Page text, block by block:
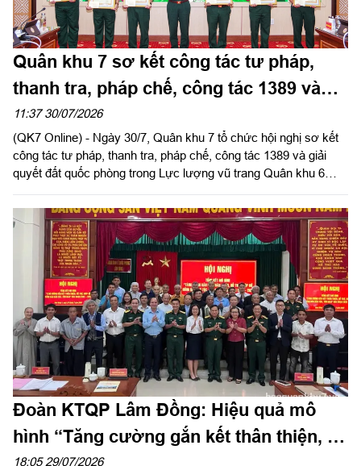
Quân khu 7 sơ kết công tác tư pháp,
thanh tra, pháp chế, công tác 1389 và
giải quyết đất quốc phòng
11:37 30/07/2026
(QK7 Online) - Ngày 30/7, Quân khu 7 tổ chức hội nghị sơ kết
công tác tư pháp, thanh tra, pháp chế, công tác 1389 và giải
quyết đất quốc phòng trong Lực lượng vũ trang Quân khu 6
Thường vụ Đảng ủy, Phó Tư lệnh Quân khu chủ trì hội nghị.
Đoàn KTQP Lâm Đồng: Hiệu quả mô
hình “Tăng cường gắn kết thân thiện, hỗ
18:05 29/07/2026